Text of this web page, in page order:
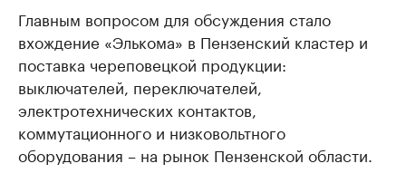
Главным вопросом для обсуждения стало
вхождение «Элькома» в Пензенский кластер и
поставка череповецкой продукции:
выключателей, переключателей,
электротехнических контактов,
коммутационного и низковольтного
оборудования – на рынок Пензенской области.